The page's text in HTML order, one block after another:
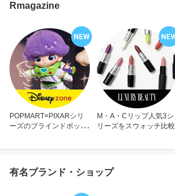
Rmagazine
POPMART×PIXARシリ
ーズのブラインドボック
M・A・Cリップ人気3シ
リーズをスウォッチ比較
有名ブランド・ショップ